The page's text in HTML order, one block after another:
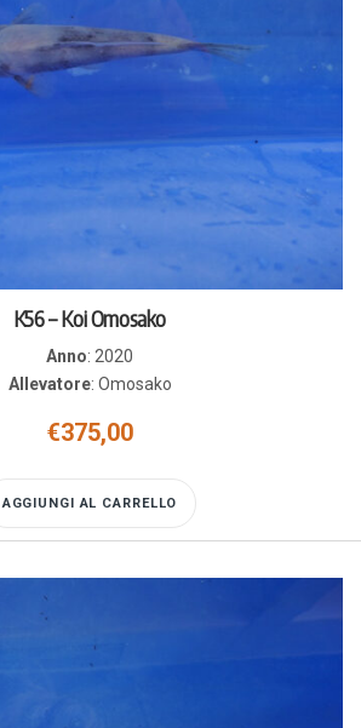
K56 – Koi Omosako
Anno: 2020
Allevatore: Omosako
€375,00
AGGIUNGI AL CARRELLO